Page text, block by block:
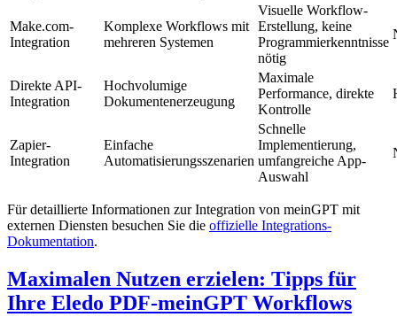
Make.com-
Integration
Komplexe Workflows mit
mehreren Systemen
Visuelle Workflow-
Erstellung, keine
Programmierkenntnisse
nötig
Direkte API-
Integration
Hochvolumige
Dokumentenerzeugung
Maximale
Performance, direkte
Kontrolle
Zapier-
Integration
Einfache
Automatisierungsszenarien
Schnelle
Implementierung,
umfangreiche App-
Auswahl
Für detaillierte Informationen zur Integration von meinGPT mit
externen Diensten besuchen Sie die offizielle Integrations-
Dokumentation.
Maximalen Nutzen erzielen: Tipps für
Ihre Eledo PDF-meinGPT Workflows